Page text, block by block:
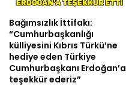
Bağımsızlık İttifakı:
“Cumhurbaşkanlığı
külliyesini Kıbrıs Türkü’ne
hediye eden Türkiye
Cumhurbaşkanı Erdoğan’a
teşekkür ederiz”